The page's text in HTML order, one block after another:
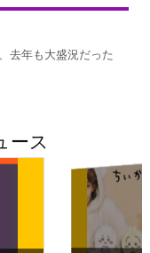
去年も大盛況だった
ース